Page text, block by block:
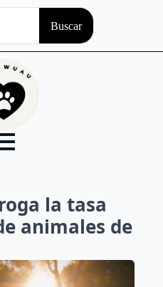
Buscar
Search
for:
la tasa
animales de